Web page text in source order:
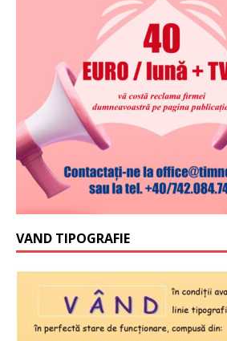
VAND TIPOGRAFIE